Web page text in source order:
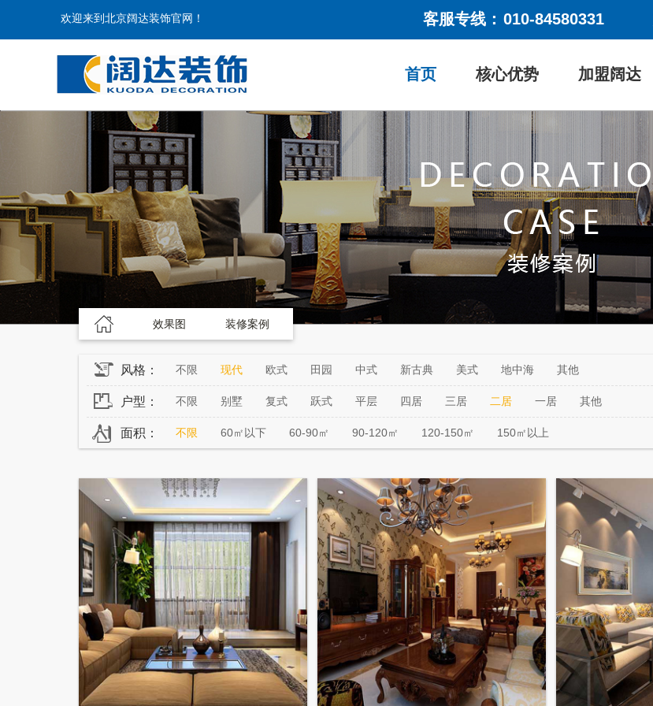
欢迎来到北京阔达装饰官网！ 客服专线： 010-84580331
首页 核心优势 加盟阔达
效果图 装修案例
风格： 不限 现代 欧式 田园 中式 新古典 美式 地中海 其他
户型： 不限 别墅 复式 跃式 平层 四居 三居 二居 一居 其他
面积： 不限 60㎡以下 60-90㎡ 90-120㎡ 120-150㎡ 150㎡以上